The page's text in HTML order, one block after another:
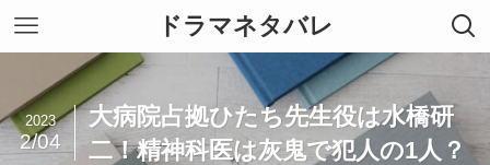
ドラマネタバレ
大病院占拠ひたち先生役は水橋研
二！精神科医は灰鬼で犯人の1人？
2023
2/04